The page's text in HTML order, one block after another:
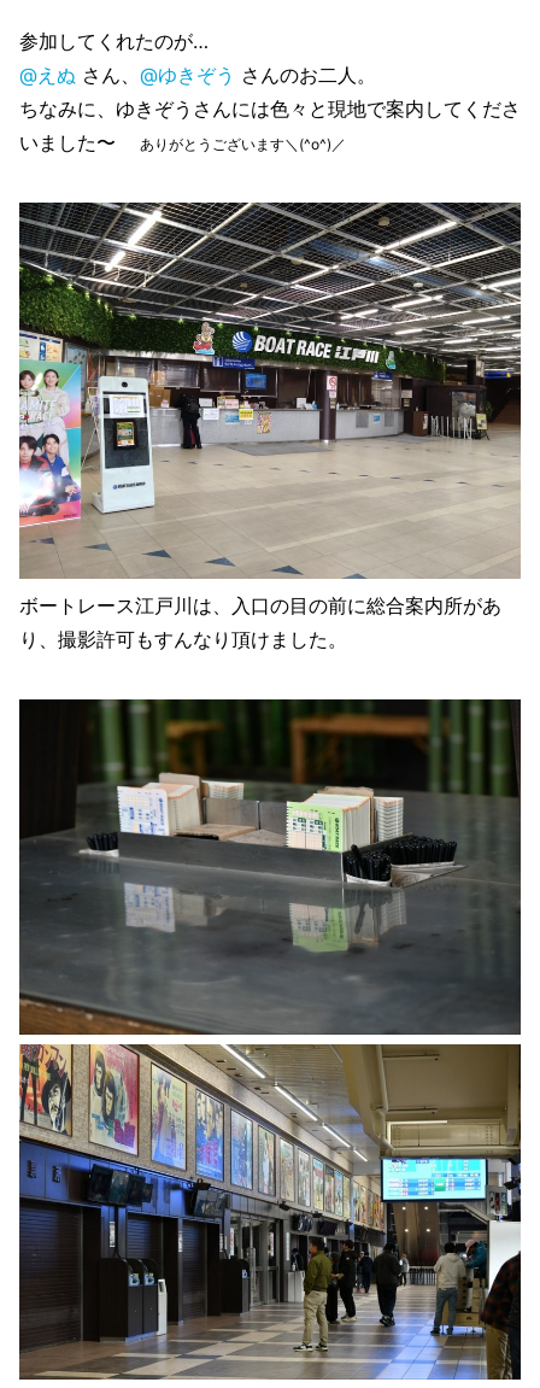
参加してくれたのが…
@えぬ さん、 @ゆきぞう さんのお二人。
ちなみに、ゆきぞうさんには色々と現地で案内してくださ
いました〜
ありがとうございます＼(^o^)／
ボートレース江戸川は、入口の目の前に総合案内所があ
り、撮影許可もすんなり頂けました。